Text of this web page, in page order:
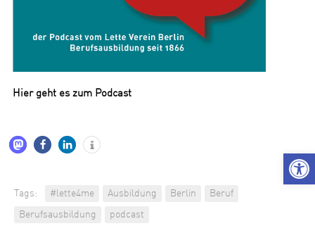
Hier geht es zum Podcast
Tags: #lette4me Ausbildung Berlin Beruf
Berufsausbildung podcast